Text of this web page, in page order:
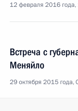
12 февраля 2016
Встреча с
Меняйло
29 октября 2015 года,